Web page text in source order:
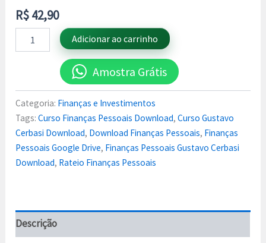
R$42,90
Adicionar ao carrinho
Amostra Grátis
Categoria: Finanças e Investimentos
Tags:Curso Finanças Pessoais Download,Curso Gustavo
Cerbasi Download, Download Finanças Pessoais, Finanças
Pessoais Google Drive, Finanças Pessoais Gustavo Cerbasi
Download, Rateio Finanças Pessoais
Descrição